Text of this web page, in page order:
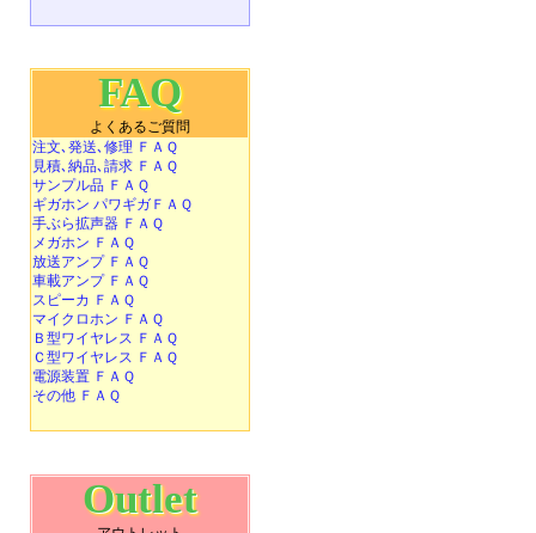
FAQ
よくあるご質問
注文､発送､修理 ＦＡＱ
見積､納品､請求 ＦＡＱ
サンプル品 ＦＡＱ
ギガホン パワギガＦＡＱ
手ぶら拡声器 ＦＡＱ
メガホン ＦＡＱ
放送アンプ ＦＡＱ
車載アンプ ＦＡＱ
スピーカ ＦＡＱ
マイクロホン ＦＡＱ
Ｂ型ワイヤレス ＦＡＱ
Ｃ型ワイヤレス ＦＡＱ
電源装置 ＦＡＱ
その他 ＦＡＱ
Outlet